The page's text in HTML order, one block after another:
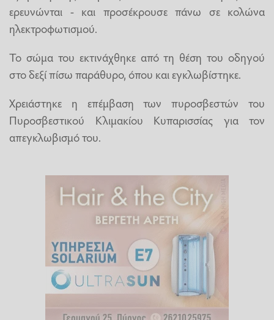
ερευνώνται - και προσέκρουσε πάνω σε κολώνα
ηλεκτροφωτισμού.
Το σώμα του εκτινάχθηκε από τη θέση του οδηγού
στο δεξί πίσω παράθυρο, όπου και εγκλωβίστηκε.
Χρειάστηκε η επέμβαση των πυροσβεστών του
Πυροσβεστικού Κλιμακίου Κυπαρισσίας για τον
απεγκλωβισμό του.